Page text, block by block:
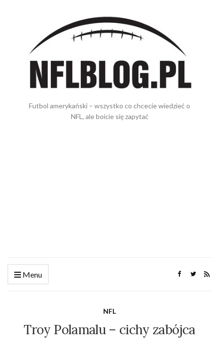
Futbol amerykański – wszystko co chcecie wiedzieć o
NFL, ale boicie się zapytać
Menu
NFL
Troy Polamalu – cichy zabójca